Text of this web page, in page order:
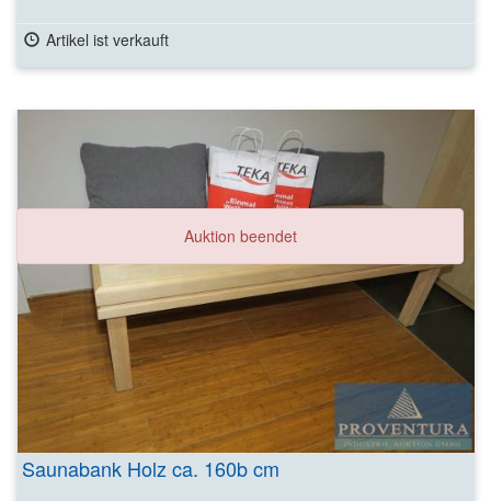
Artikel ist verkauft
Auktion beendet
Saunabank Holz ca. 160b cm